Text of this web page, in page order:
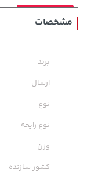
701,000 تومان
مشخصات
برند
ارسال
نوع
نوع رایحه
وزن
کشور سازنده